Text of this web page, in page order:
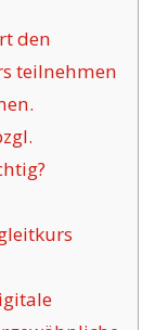
den
teilnehmen